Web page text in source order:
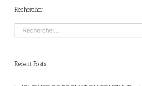
Rechercher
Recent Posts